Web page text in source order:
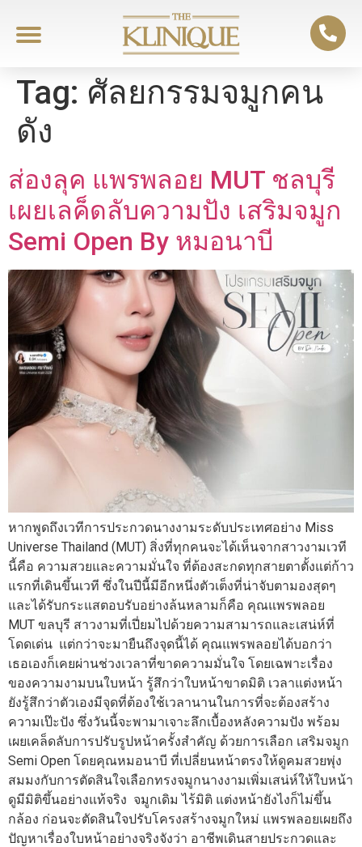
Tag: ศัลยกรรมจมูกคน
ดัง
ส่องลุค แพรพลอย MUT ชลบุรี
เผยเลค็ดลับความปัง เสริมจมูก
Semi Open By หมอนาบี
หากพูดถึงเวทีการประกวดนางงามระดับประเทศอย่าง Miss
Universe Thailand (MUT) สิ่งที่ทุกคนจะได้เห็นจากสาวงามเวที
นี้คือ ความสวยและความมั่นใจ ที่ต้องสะกดทุกสายตาตั้งแต่ก้าว
แรกที่เดินขึ้นเวที ซึ่งในปีนี้มีอีกหนึ่งตัวเต็งที่น่าจับตามองสุดๆ
และได้รับกระแสตอบรับอย่างล้นหลามก็คือ คุณแพรพลอย
MUT ขลบุรี สาวงามที่เปี่ยมไปด้วยความสามารถและเสน่ห์ที่
โดดเด่น แต่กว่าจะมายืนถึงจุดนี้ได้ คุณแพรพลอยได้บอกว่า
เธอเองก็เคยผ่านช่วงเวลาที่ขาดความมั่นใจ โดยเฉพาะเรื่อง
ของความงามบนใบหน้า รู้สึกว่าใบหน้าขาดมิติ เวลาแต่งหน้า
ยังรู้สึกว่าตัวเองมีจุดที่ต้องใช้เวลานานในการที่จะต้องสร้าง
ความเป๊ะปัง ซึ่งวันนี้จะพามาเจาะลึกเบื้องหลังความปัง พร้อม
เผยเคล็ดลับการปรับรูปหน้าครั้งสำคัญ ด้วยการเลือก เสริมจมูก
Semi Open โดยคุณหมอนาบี ที่เปลี่ยนหน้าตรงให้ดูคมสวยพุ่ง
สมมงกับการตัดสินใจเลือกทรงจมูกนางงามเพิ่มเสน่ห์ให้ใบหน้า
ดูมีมิติขึ้นอย่างแท้จริง จมูกเดิม ไร้มิติ แต่งหน้ายังไงก็ไม่ขึ้น
กล้อง ก่อนจะตัดสินใจปรับโครงสร้างจมูกใหม่ แพรพลอยเผยถึง
ปัญหาเรื่องใบหน้าอย่างจริงจังว่า อาชีพเดินสายประกวดและ